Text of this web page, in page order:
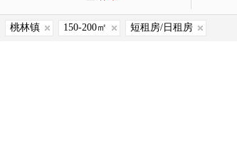
桃林镇 150-200㎡ 短租房/日租房